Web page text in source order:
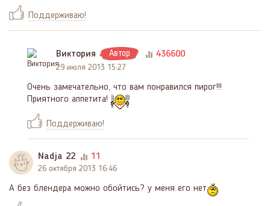
Поддерживаю!
Виктория Автор 436600
29 июля 2013 15:27
Очень замечательно, что вам понравился пирог!!!
Приятного аппетита!
Поддерживаю!
Nadja 22 11
26 октября 2013 16:46
А без блендера можно обойтись? у меня его нет